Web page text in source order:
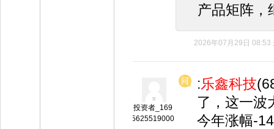
产品矩阵，
2026年07月29日 08:53
投资者_169
5625519000
:乐鑫科技
了，这一波
今年涨幅-